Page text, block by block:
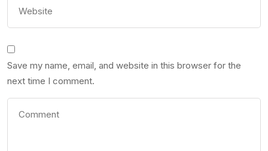
Save my name, email, and website in this browser for the
next time I comment.